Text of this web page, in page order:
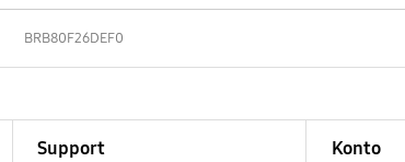
BRB80F26DEF0
Support Konto